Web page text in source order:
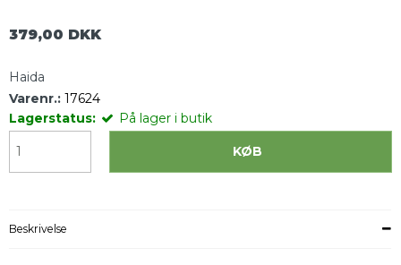
379,00 DKK
Haida
Varenr.: 17624
Lagerstatus:
På lager i butik
KØB
Beskrivelse